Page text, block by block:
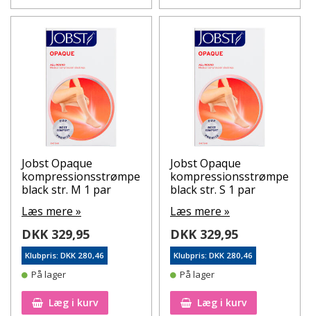
Jobst Opaque
kompressionsstrømpe
black str. M 1 par
Læs mere »
DKK 329,95
Klubpris: DKK 280,46
På lager
Læg i kurv
Jobst Opaque
kompressionsstrømpe
black str. S 1 par
Læs mere »
DKK 329,95
Klubpris: DKK 280,46
På lager
Læg i kurv